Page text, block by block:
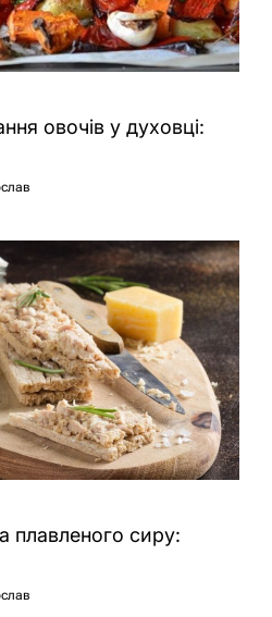
овочів у духовці:
плавленого сиру: